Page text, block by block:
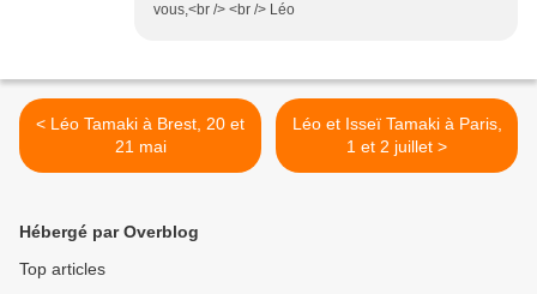
vous,<br /> <br /> Léo
< Léo Tamaki à Brest, 20 et
21 mai
Léo et Isseï Tamaki à Paris,
1 et 2 juillet >
Hébergé par Overblog
Top articles